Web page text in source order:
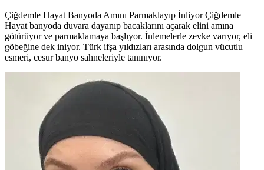
Çiğdemle Hayat Banyoda Amını Parmaklayıp İnliyor Çiğdemle
Hayat banyoda duvara dayanıp bacaklarını açarak elini amına
götürüyor ve parmaklamaya başlıyor. İnlemelerle zevke varıyor, eli
göbeğine dek iniyor. Türk ifşa yıldızları arasında dolgun vücutlu
esmeri, cesur banyo sahneleriyle tanınıyor.